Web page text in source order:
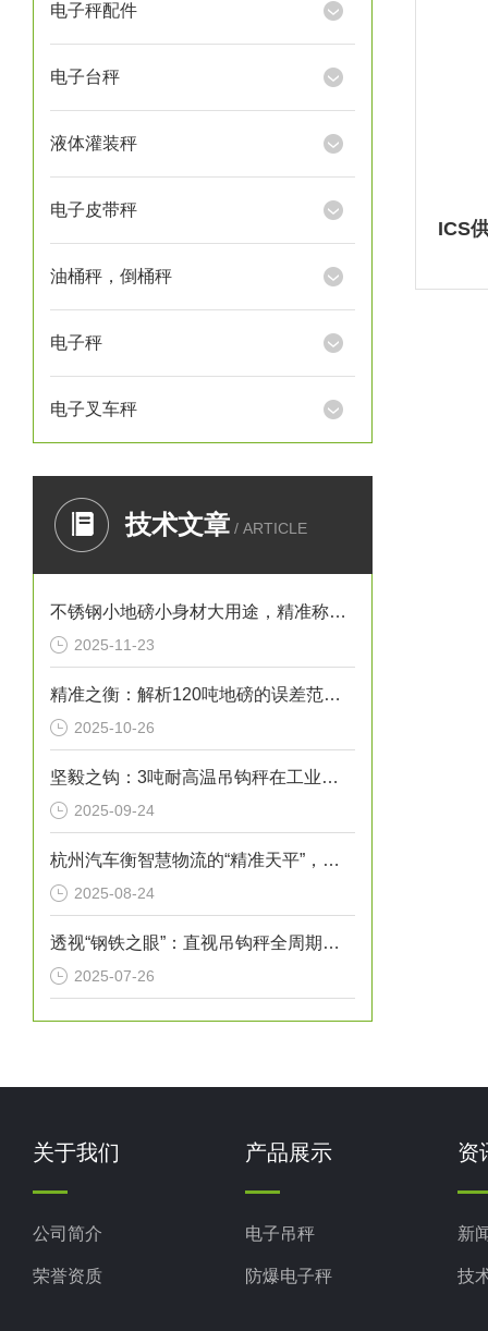
电子秤配件
电子台秤
液体灌装秤
电子皮带秤
油桶秤，倒桶秤
电子秤
电子叉车秤
技术文章 / ARTICLE
不锈钢小地磅小身材大用途，精准称重的“全能选手”
2025-11-23
精准之衡：解析120吨地磅的误差范围与管理实践
2025-10-26
坚毅之钩：3吨耐高温吊钩秤在工业热环境下的特性
2025-09-24
杭州汽车衡智慧物流的“精准天平”，赋能城市经济高质量发展
2025-08-24
透视“钢铁之眼”：直视吊钩秤全周期检验维护指南
2025-07-26
关于我们
公司简介
荣誉资质
产品展示
电子吊秤
防爆电子秤
资
新
技